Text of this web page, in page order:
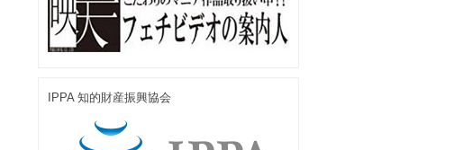
IPPA 知的財産振興協会